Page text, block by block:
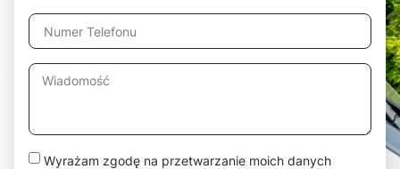
Wyrażam zgodę na przetwarzanie moich danych